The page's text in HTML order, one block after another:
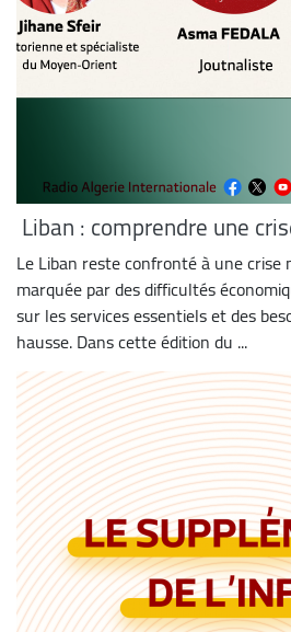
Liban : comprendre une
Le Liban reste confronté à une
marquée par des difficultés
sur les services essentiels et des
hausse. Dans cette édition du ...